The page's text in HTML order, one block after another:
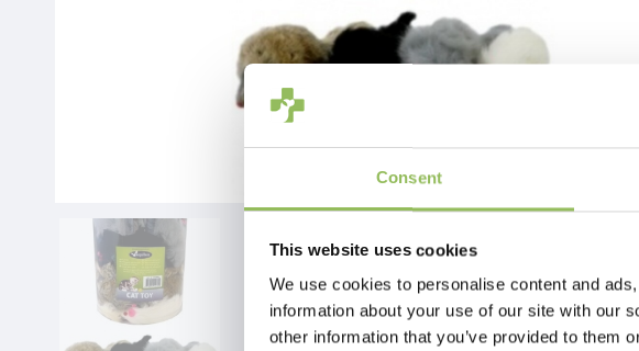
Consent
This website uses cookies
We use cookies to personalise content and
information about your use of our site with our
other information that you’ve provided to them